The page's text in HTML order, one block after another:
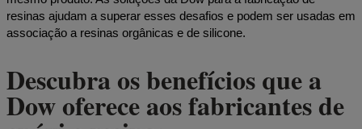
resinas ajudam a superar esses desafios e podem ser usadas em
associação a resinas orgânicas e de silicone.
Descubra os benefícios que a
Dow oferece aos fabricantes de